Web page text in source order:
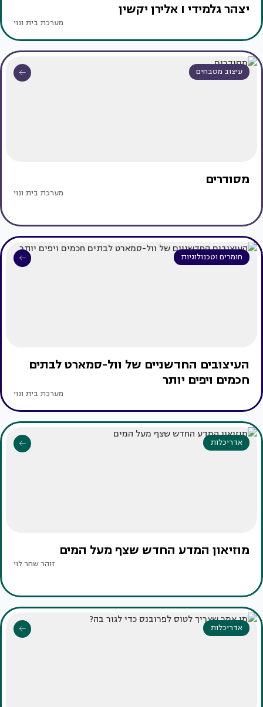
יצהר גלמידי I אלירן יקשין
מערכת בית ונוי
עיצוב מטבחים
מסודרים
מערכת בית ונוי
חומרים וטכנולוגיות
העיצובים החדשניים של וול-סמארט לבתים
חכמים ויפים יותר
מערכת בית ונוי
אדריכלות
מוזיאון המדע החדש שצף מעל המים
זוהר שחר לוי
אדריכלות